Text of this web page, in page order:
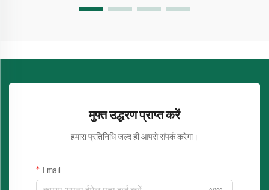
मुफ्त उद्धरण प्राप्त करें
हमारा प्रतिनिधि जल्द ही आपसे संपर्क करेगा।
Email